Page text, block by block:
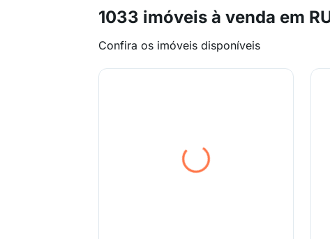
1033 imóveis à venda em
Confira os imóveis disponíveis